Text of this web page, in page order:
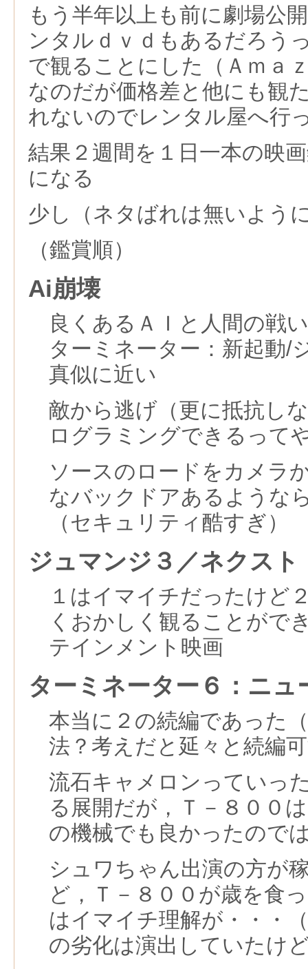
もう半年以上も前に劇場公
ンタルｄｖｄもあるだろう
で観ることにした（Ａｍａ
なのだが価格差と他にも観
れないのでレンタル屋へ行
結果２週間を１日一本の映
になる
少し（ネタばれは無いよう
（鑑賞順）
Ai崩壊
良くあるＡＩと人間の戦
ターミネーター：新起動/
真似に近い
敵から逃げ（更に抵抗し
ログラミングできるって
ソースのロードをカメラ
なバックドアあるような
（セキュリティ酷すぎ）
ジュマンジ３／ネクスト
１はイマイチだったけど
くおかしく観ることがで
テインメント映画
ターミネーター６：ニュ
本当に２の続編であった
法？考えだと延々と続編
流石キャメロンっていっ
る展開だが，Ｔ－８００
の機械でも良かったので
シュワちゃん出演の方が
ど，Ｔ－８００が歳を食
はイマイチ理解が・・・
の劣化は演出していたけ